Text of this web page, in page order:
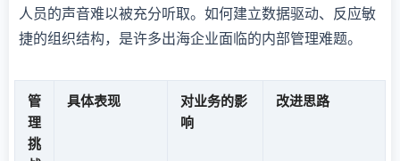
人员的声音难以被充分听取。如何建立数据驱动、反应敏
捷的组织结构，是许多出海企业面临的内部管理难题。
管
理
挑
具体表现
对业务的影
响
改进思路